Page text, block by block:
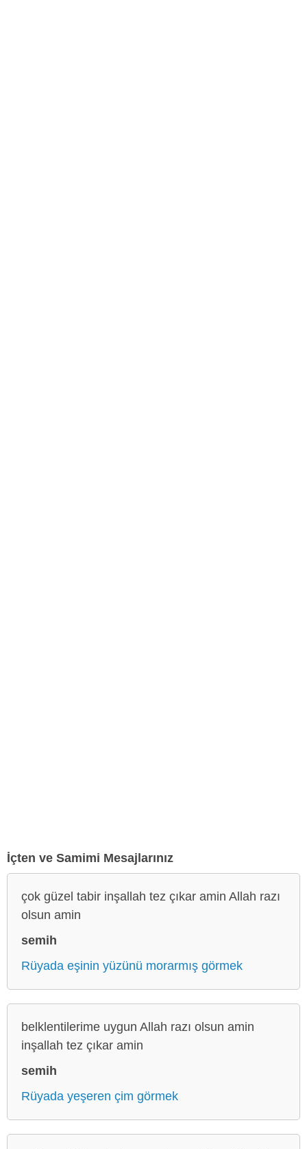
İçten ve Samimi Mesajlarınız
çok güzel tabir inşallah tez çıkar amin Allah razı
olsun amin
semih
Rüyada eşinin yüzünü morarmış görmek
belklentilerime uygun Allah razı olsun amin
inşallah tez çıkar amin
semih
Rüyada yeşeren çim görmek